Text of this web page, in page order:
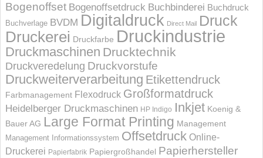
Bogenoffset Bogenoffsetdruck Buchbinderei Buchdruck
Buchverlage BVDM Digitaldruck Direct Mail Druck
Druckerei Druckfarbe Druckindustrie
Druckmaschinen Drucktechnik
Druckveredelung Druckvorstufe
Druckweiterverarbeitung Etikettendruck
Farbmanagement Flexodruck Großformatdruck
Heidelberger Druckmaschinen HP Indigo Inkjet Koenig &
Bauer AG Large Format Printing Management
Management Informations­system Offsetdruck Online-
Druckerei Papierfabrik Papiergroßhandel Papierhersteller